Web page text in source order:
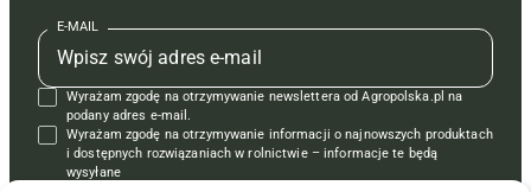
Kontakt
Regulamin
Polityka prywatności
Redakcja
Kontakt
Reklama
Reklama
Kontakt
Krzyżówki
Książki
Regulamin
E-MAIL
Wyrażam zgodę na otrzymywanie newslettera od Agropolska.pl na
podany adres e-mail.
Wyrażam zgodę na otrzymywanie informacji o najnowszych produktach
i dostępnych rozwiązaniach w rolnictwie – informacje te będą
wysyłane